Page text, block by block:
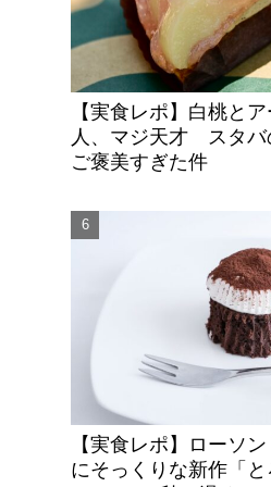
【実食レポ】白桃と
人、マジ天才 スタバ
ご褒美すぎた件
【実食レポ】ローソ
にそっくりな新作「